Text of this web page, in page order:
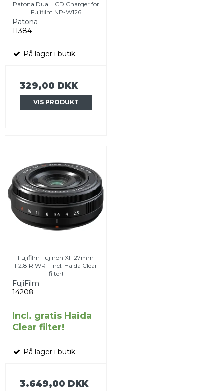
Patona Dual LCD Charger for
Fujifilm NP-W126
Patona
11384
På lager i butik
329,00 DKK
VIS PRODUKT
Fujifilm Fujinon XF 27mm
F2.8 R WR - incl. Haida Clear
filter!
FujiFilm
14208
Incl. gratis Haida
Clear filter!
På lager i butik
3.649,00 DKK